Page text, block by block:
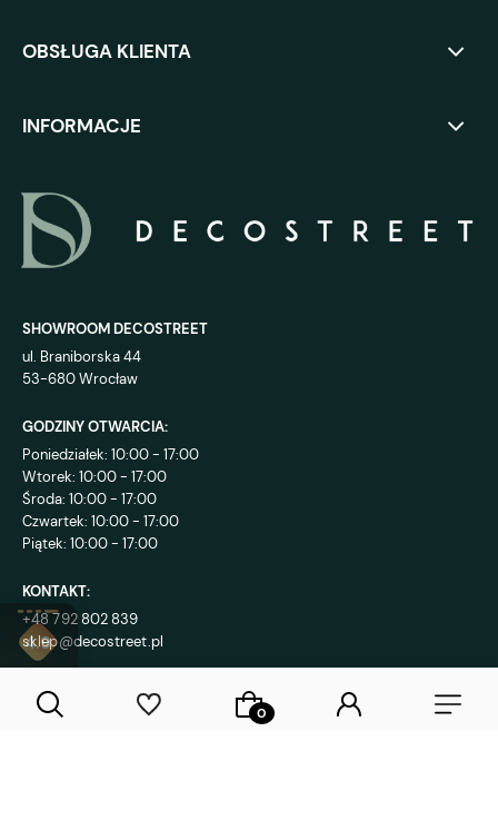
OBSŁUGA KLIENTA
INFORMACJE
SHOWROOM DECOSTREET
ul. Braniborska 44
53-680 Wrocław
GODZINY OTWARCIA:
Poniedziałek: 10:00 - 17:00
Wtorek: 10:00 - 17:00
Środa: 10:00 - 17:00
Czwartek: 10:00 - 17:00
Piątek: 10:00 - 17:00
KONTAKT:
+48 792 802 839
sklep@decostreet.pl
4.9